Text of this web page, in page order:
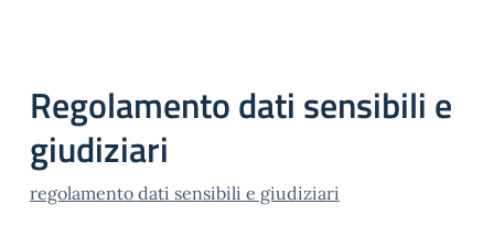
Regolamento dati sensibili e
giudiziari
regolamento dati sensibili e giudiziari